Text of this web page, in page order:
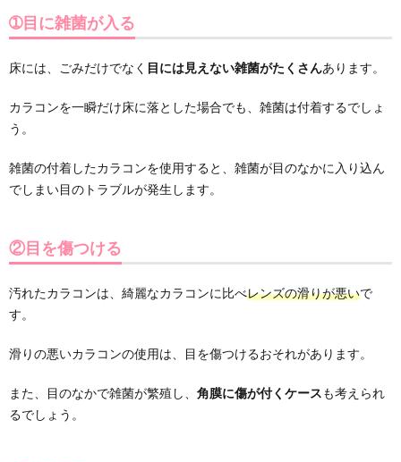
➀目に雑菌が入る
床には、ごみだけでなく 目には見えない雑菌がたくさんあります。
カラコンを一瞬だけ床に落とした場合でも、雑菌は付着するでしょ
う。
雑菌の付着したカラコンを使用すると、雑菌が目のなかに入り込ん
でしまい目のトラブルが発生します。
②目を傷つける
汚れたカラコンは、綺麗なカラコンに比べレンズの滑りが悪いで
す。
滑りの悪いカラコンの使用は、目を傷つけるおそれがあります。
また、目のなかで雑菌が繁殖し、 角膜に傷が付くケースも考えられ
るでしょう。